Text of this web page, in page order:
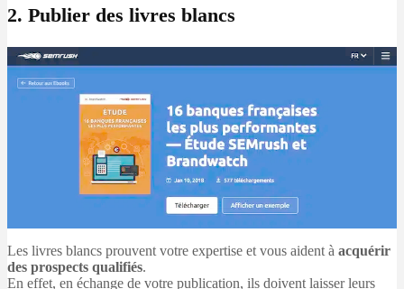
2. Publier des livres blancs
Les livres blancs prouvent votre expertise et vous aident à acquérir
des prospects qualifiés.
En effet, en échange de votre publication, ils doivent laisser leurs